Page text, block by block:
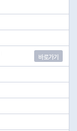
바로가기